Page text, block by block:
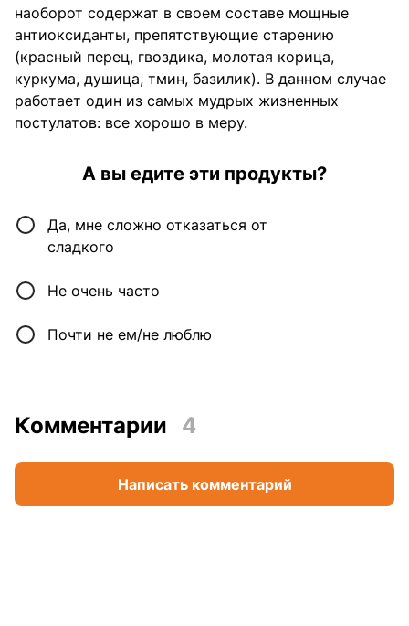
наоборот содержат в своем составе мощные
антиоксиданты, препятствующие старению
(красный перец, гвоздика, молотая корица,
куркума, душица, тмин, базилик). В данном случае
работает один из самых мудрых жизненных
постулатов: все хорошо в меру.
А вы едите эти продукты?
Да, мне сложно отказаться от
сладкого
Не очень часто
Почти не ем/не люблю
Комментарии 4
Написать комментарий